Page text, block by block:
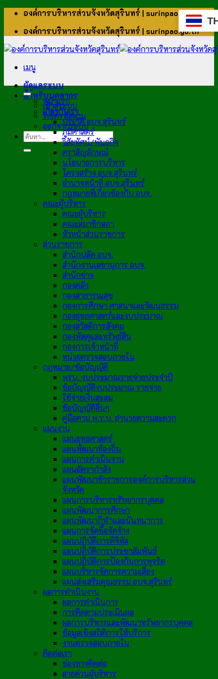
ข้าม
เนื้อหา
องค์การบริหารส่วนจังหวัดสุรินทร์ | surinpao.go.th
องค์การบริหารส่วนจังหวัดสุรินทร์ | surinpao.go.th
เมนู
ผู้ดูแลระบบ
สำหรับบุคลากร
เข้าสู่ระบบ
รีเซ็ตรหัสผ่าน
ออกจากระบบ
หน้าแรก
เกี่ยวกับเรา
ประวัติ อบจ.สุรินทร์
ภูมิศาสตร์
วิสัยทัศน์/พันธกิจ
ตราสัญลักษณ์
นโยบายการบริหาร
โครงสร้าง อบจ.สุรินทร์
อำนาจหน้าที่ อบจ.สุรินทร์
กฎหมายที่เกี่ยวข้องกับ อบจ.
คณะผู้บริหาร
คณะผู้บริหาร
คณะสมาชิกสภา
หัวหน้าส่วนราชการ
ส่วนราชการ
สำนักปลัด อบจ.
สำนักงานเลขานุการ อบจ.
สำนักช่าง
กองคลัง
กองสาธารณสุข
กองการศึกษา ศาสนาและวัฒนธรรม
กองยุทธศาสตร์และงบประมาณ
กองสวัสดิการสังคม
กองพัสดุและทรัพย์สิน
กองการเจ้าหน้าที่
หน่วยตรวจสอบภายใน
กฎหมาย/ข้อบัญญัติ
พรบ. งบประมาณรายจ่ายประจำปี
ข้อบัญญัติงบประมาณ รายจ่าย
ใช้จ่ายเงินสะสม
ข้อบัญญัติอื่นๆ
คู่มือตาม พ.ร.บ. อำนวยความสะดวก
แผนงาน
แผนยุทธศาสตร์
แผนพัฒนาท้องถิ่น
แผนการดำเนินงาน
แผนอัตรากำลัง
แผนพัฒนาข้าราชการองค์การบริหารส่วน
จังหวัด
แผนการบริหารทรัพยากรบุคคล
แผนพัฒนาการศึกษา
แผนพัฒนากีฬาและนันทนาการ
แผนการจัดซื้อจัดจ้าง
แผนปฏิบัติการดิจิทัล
แผนปฏิบัติการประชาสัมพันธ์
แผนปฏิบัติการป้องกันการทุจริต
แผนบริหารจัดการความเสี่ยง
แผนส่งเสริมคุณธรรม อบจ.สุรินทร์
ผลการดำเนินงาน
ผลการดำเนินการ
การติดตามประเมินผล
ผลการบริหารและพัฒนาทรัพยากรบุคคล
ข้อมูลเชิงสถิติการให้บริการ
งานตรวจสอบภายใน
ติดต่อเรา
ช่องทางติดต่อ
สายด่วนผู้บริหาร